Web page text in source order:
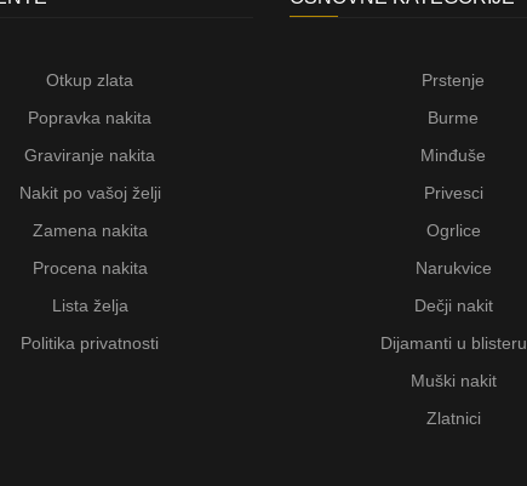
Otkup zlata
Popravka nakita
Graviranje nakita
Nakit po vašoj želji
Zamena nakita
Procena nakita
Lista želja
Politika privatnosti
Prstenje
Burme
Minđuše
Privesci
Ogrlice
Narukvice
Dečji nakit
Dijamanti u blisteru
Muški nakit
Zlatnici